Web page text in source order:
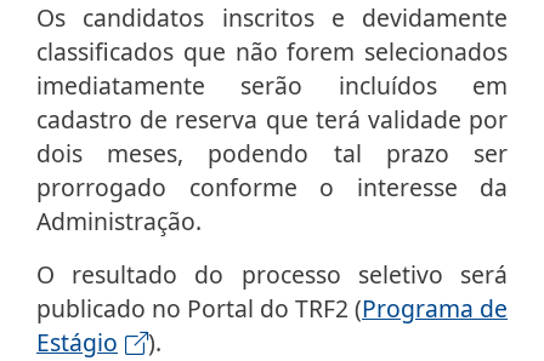
Os candidatos inscritos e devidamente
classificados que não forem selecionados
imediatamente serão incluídos em
cadastro de reserva que terá validade por
dois meses, podendo tal prazo ser
prorrogado conforme o interesse da
Administração.
O resultado do processo seletivo será
publicado no Portal do TRF2 (Programa de
Estágio
).